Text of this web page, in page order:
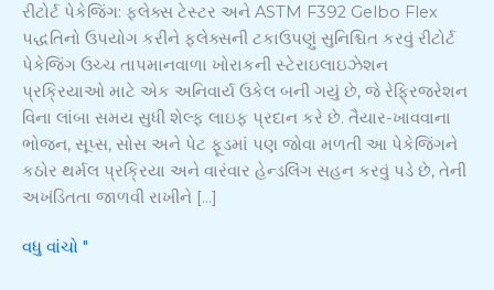
રીટોર્ટ પેકેજિંગ: ફ્લેક્સ ટેસ્ટર અને ASTM F392 Gelbo Flex
પદ્ધતિનો ઉપયોગ કરીને ફ્લેક્સની ટકાઉપણું સુનિશ્ચિત કરવું રીટોર્ટ
પેકેજિંગ ઉચ્ચ તાપમાનવાળા ખોરાકની સ્ટેરાઇલાઇઝેશન
પ્રક્રિયાઓ માટે એક અનિવાર્ય ઉકેલ બની ગયું છે, જે રેફ્રિજરેશન
વિના લાંબા સમય સુધી શેલ્ફ લાઇફ પ્રદાન કરે છે. તૈયાર-ખાવવાના
ભોજન, સૂપ્સ, સોસ અને પેટ ફૂડમાં પણ જોવા મળતી આ પેકેજિંગને
કઠોર થર્મલ પ્રક્રિયા અને વારંવાર હેન્ડલિંગ સહન કરવું પડે છે, તેની
અખંડિતતા જાળવી રાખીને […]
F392
Gelbo
ફ્લેક્સ
પદ્ધતિનો
ઉપયોગ
કરીને
ફ્લેક્સની
ટકાઉપણું
સુનિશ્ચિત
કરવું
વધુ વાંચો "